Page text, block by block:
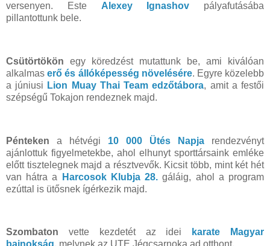
versenyen. Este Alexey Ignashov
pályafutásába
pillantottunk bele.
Csütörtökön egy köredzést mutattunk be, ami kiválóan
alkalmaserő és állóképesség növelésére. Egyre közelebb
a júniusi Lion Muay Thai Team edzőtábora, amit a festői
szépségű Tokajon rendeznek majd.
Pénteken a hétvégi 10 000 Ütés Napja rendezvényt
ajánlottuk figyelmetekbe, ahol elhunyt sporttársaink emléke
előtt tisztelegnek majd a résztvevők. Kicsit több, mint két hét
van hátra a
Harcosok Klubja 28. gáláig, ahol a program
ezúttal is ütősnek ígérkezik majd.
Szombaton vette kezdetét az idei
karate Magyar